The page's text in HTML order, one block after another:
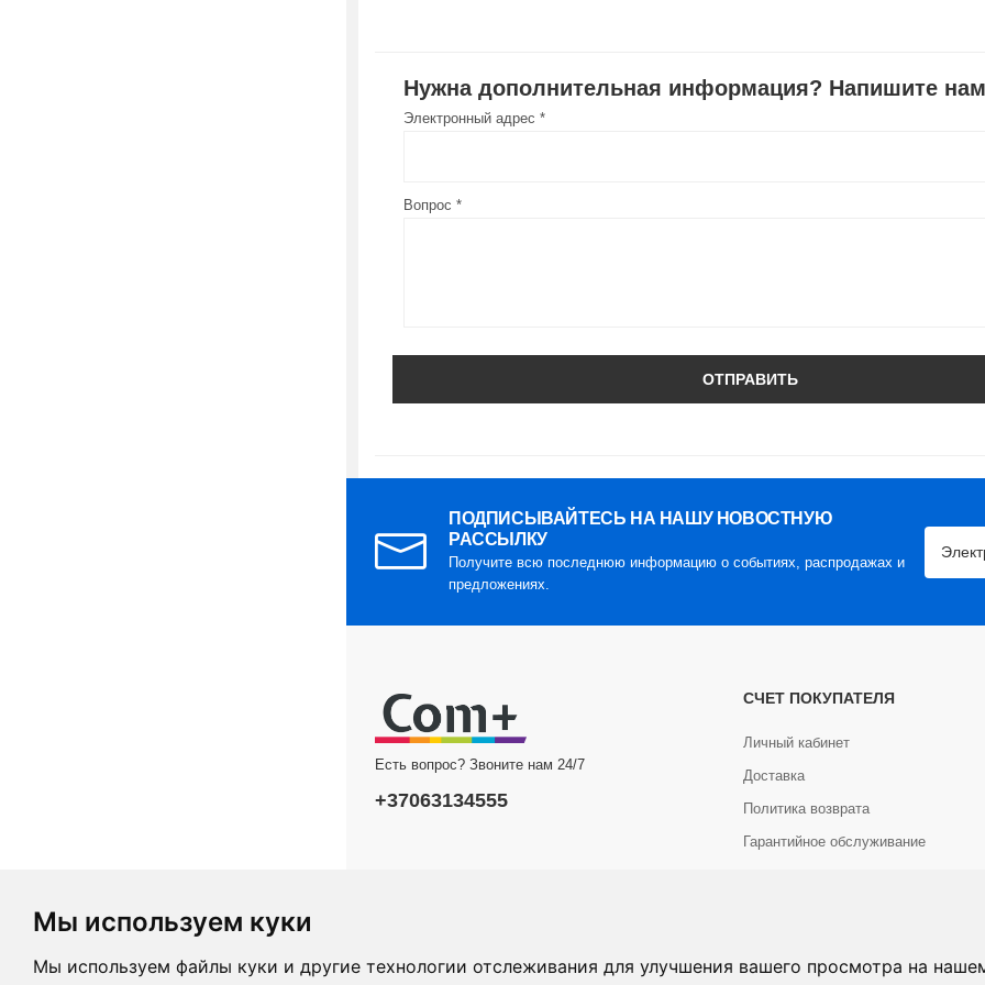
Мы используем куки
Мы используем файлы куки и другие технологии отслеживания для улучшения вашего просмотра на
Нужна дополнительная информация? Напишите
Электронный адрес *
Вопрос *
ОТПРАВИТЬ
ПОДПИСЫВАЙТЕСЬ НА НАШУ НОВОСТНУЮ
РАССЫЛКУ
Получите всю последнюю информацию о событиях, распродажах и
предложениях.
Есть вопрос? Звоните нам 24/7
+37063134555
СЧЕТ ПОКУПАТЕЛЯ
Личный кабинет
Доставка
Политика возврата
Гарантийное обслуживание